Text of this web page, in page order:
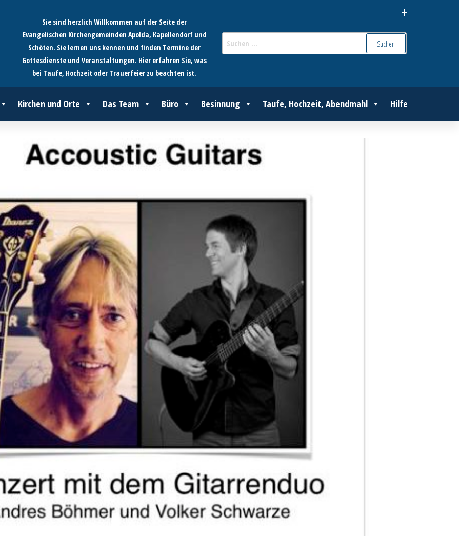
Sie sind herzlich Willkommen auf der Seite der
Evangelischen Kirchengemeinden Apolda, Kapellendorf und
Schöten. Sie lernen uns kennen und finden Termine der
Gottesdienste und Veranstaltungen. Hier erfahren Sie, was
bei Taufe, Hochzeit oder Trauerfeier zu beachten ist.
+
nach:
Kirchen und Orte Das Team Büro Besinnung Taufe, Hochzeit, Abendmahl Hilfe